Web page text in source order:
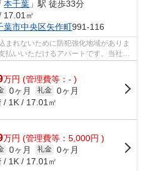
「本千葉 」駅 徒歩33分
17.01㎡
葉市中央区矢作町991-116
まれないために防犯強化地域がありま
払いいただけるアパートです。当社イ
万円 (管理費等：- )
0ヶ月 礼金 0ヶ月
/ 1K / 17.01㎡
万円 (管理費等：5,000円 )
0ヶ月 礼金 0ヶ月
/ 1K / 17.01㎡